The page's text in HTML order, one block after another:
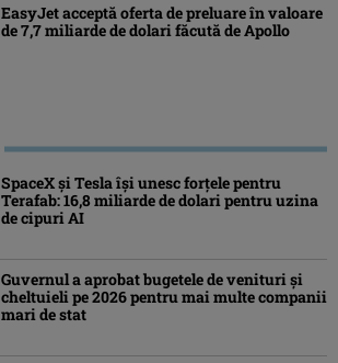
EasyJet acceptă oferta de preluare în valoare
de 7,7 miliarde de dolari făcută de Apollo
SpaceX și Tesla își unesc forțele pentru
Terafab: 16,8 miliarde de dolari pentru uzina
de cipuri AI
Guvernul a aprobat bugetele de venituri și
cheltuieli pe 2026 pentru mai multe companii
mari de stat